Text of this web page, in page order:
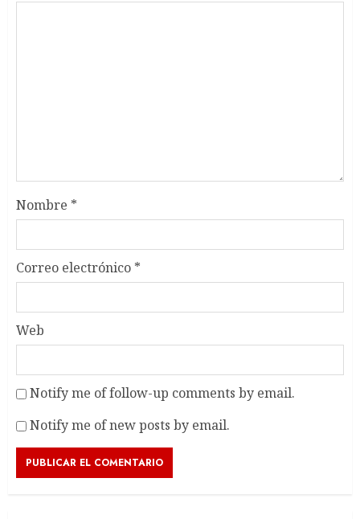
Nombre *
Correo electrónico *
Web
Notify me of follow-up comments by email.
Notify me of new posts by email.